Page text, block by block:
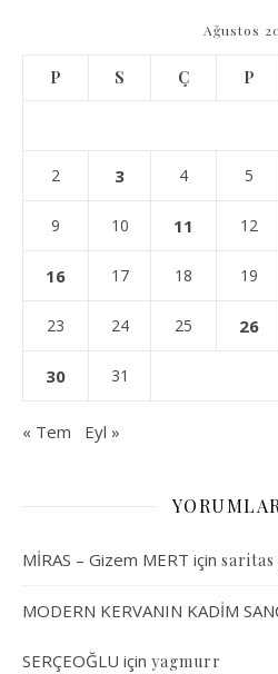
Ağustos
P S Ç P
2 3 4 5
9 10 11 12
16 17 18 19
23 24 25 26
30 31
« Tem Eyl »
MİRAS – Gizem MERT için saritas
MODERN KERVANIN KADİM
SERÇEOĞLU için yagmurr